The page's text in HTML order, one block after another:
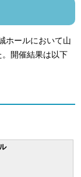
ホールにおいて山
開催結果は以下